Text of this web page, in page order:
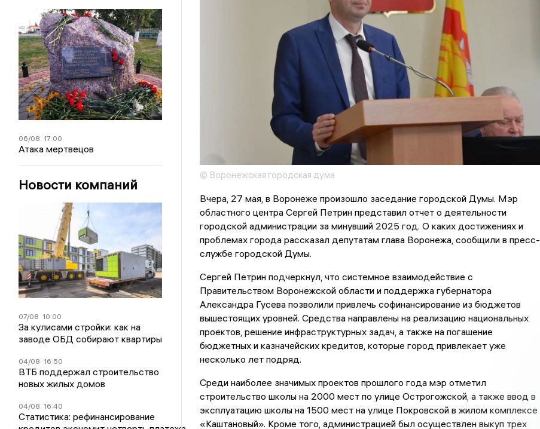
06/08 17:00
Атака мертвецов
Новости компаний
07/08 10:00
За кулисами стройки: как на
заводе ОБД собирают квартиры
04/08 16:50
ВТБ поддержал строительство
новых жилых домов
04/08 16:40
Статистика: рефинансирование
© Воронежская городская дума
Вчера, 27 мая, в Воронеже произошло заседание городской Думы. Мэр
областного центра Сергей Петрин представил отчет о деятельности
городской администрации за минувший 2025 год. О каких достижениях и
проблемах города рассказал депутатам глава Воронежа, сообщили в пресс-
службе городской Думы.
Сергей Петрин подчеркнул, что системное взаимодействие с
Правительством Воронежской области и поддержка губернатора
Александра Гусева позволили привлечь софинансирование из бюджетов
вышестоящих уровней. Средства направлены на реализацию национальных
проектов, решение инфраструктурных задач, а также на погашение
бюджетных и казначейских кредитов, которые город привлекает уже
несколько лет подряд.
Среди наиболее значимых проектов прошлого года мэр отметил
строительство школы на 2000 мест по улице Острогожской, а также ввод в
эксплуатацию школы на 1500 мест на улице Покровской в жилом комплексе
«Каштановый». Кроме того, администрацией был осуществлен выкуп трех